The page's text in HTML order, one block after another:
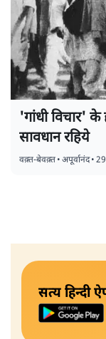
'गांधी विचार' के
सावधान रहिये
वक़्त-बेवक़्त•अपूर्वानंद•
सत्य हिन्दी